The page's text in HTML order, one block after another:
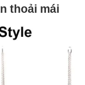
thoải mái